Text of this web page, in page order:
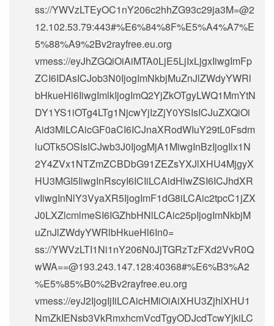
ss://YWVzLTEyOC1nY206c2hhZG93c29ja3M=@2
12.102.53.79:443#%E6%84%8F%E5%A4%A7%E
5%88%A9%2Bv2rayfree.eu.org
vmess://eyJhZGQiOiAiMTA0LjE5LjIxLjgxIiwgImFp
ZCI6IDAsICJob3N0IjogImNkbjMuZnJlZWdyYWRl
bHkueHl6IiwgImlkIjogImQ2YjZkOTgyLWQ1MmYtN
DY1YS1iOTg4LTg1NjcwYjIzZjY0YSIsICJuZXQiOi
Aid3MiLCAicGF0aCI6ICJnaXRodWIuY29tL0Fsdm
luOTk5OSIsICJwb3J0IjogMjA1MiwgInBzIjogIlx1N
2Y4ZVx1NTZmZCBDbG91ZEZsYXJlXHU4MjgyX
HU3MGI5IiwgInRscyI6ICIiLCAidHlwZSI6ICJhdXR
vIiwgInNlY3VyaXR5IjogImF1dG8iLCAic2tpcC1jZX
J0LXZlcmlmeSI6IGZhbHNlLCAic25pIjogImNkbjM
uZnJlZWdyYWRlbHkueHl6In0=
ss://YWVzLTI1Ni1nY206N0JjTGRzTzFXd2VvR0Q
wWA==@193.243.147.128:40368#%E6%B3%A2
%E5%85%B0%2Bv2rayfree.eu.org
vmess://eyJ2IjogIjIiLCAicHMiOiAiXHU3ZjhlXHU1
NmZkIENsb3VkRmxhcmVcdTgyODJcdTcwYjkiLC